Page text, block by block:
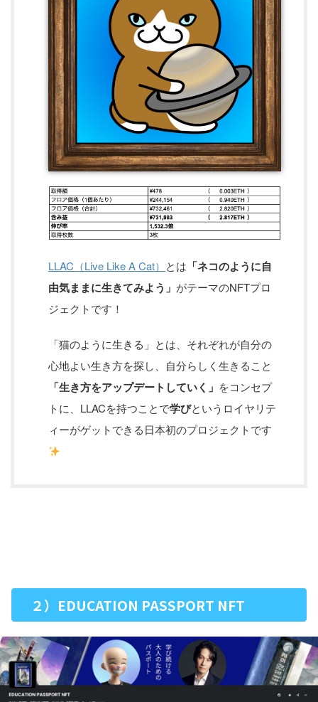
LLAC（Live Like A Cat） とは 「ネコのように自
由気ままに生きてみよう」 がテーマのNFTプロ
ジェクトです！
「猫のように生きる」とは、それぞれが自分の
心地よい生き方を探し、自分らしく生きること
「生き方をアップデートしていく」 をコンセプ
トに、LLACを持つことで学びというロイヤリテ
ィーがゲットできる日本初のプロジェクトです
２）EDUCATION PASSPORT NFT